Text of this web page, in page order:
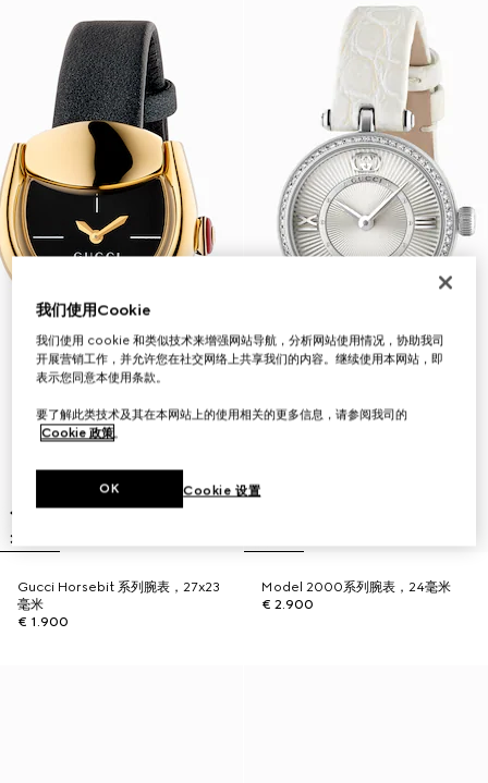
Gucci Horsebit 系列腕表，27x23
毫米
€ 1.900
Model 2000系列腕表，24毫米
€ 2.900
我们使用Cookie
我们使用 cookie 和类似技术来增强网站导航，分析网站使用情况，协助我司
开展营销工作，并允许您在社交网络上共享我们的内容。继续使用本网站，即
表示您同意本使用条款。
要了解此类技术及其在本网站上的使用相关的更多信息，请参阅我司的
Cookie 政策。
Cookie 设置
OK